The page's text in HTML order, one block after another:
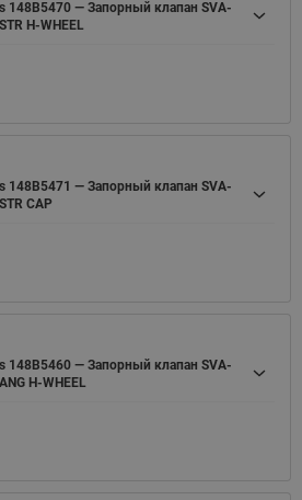
148B5470 — Запорный клапан SVA-
H-WHEEL
148B5471 — Запорный клапан SVA-
CAP
148B5460 — Запорный клапан SVA-
H-WHEEL